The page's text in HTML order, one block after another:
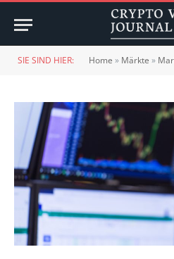
SIE SIND HIER: Home » Märkte »